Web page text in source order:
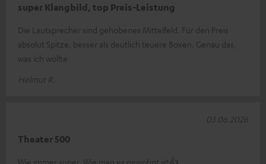
super Klangbild, top Preis-Leistung
Die Lautsprecher sind gehobenes Mittelfeld. Für den Preis
absolut Spitze, besser als deutlich teuere Boxen. Genau das,
was ich wollte
Helmut R.
Theater 500
Wie immer super. Wie man es gewohnt ist👍
03.06.2026